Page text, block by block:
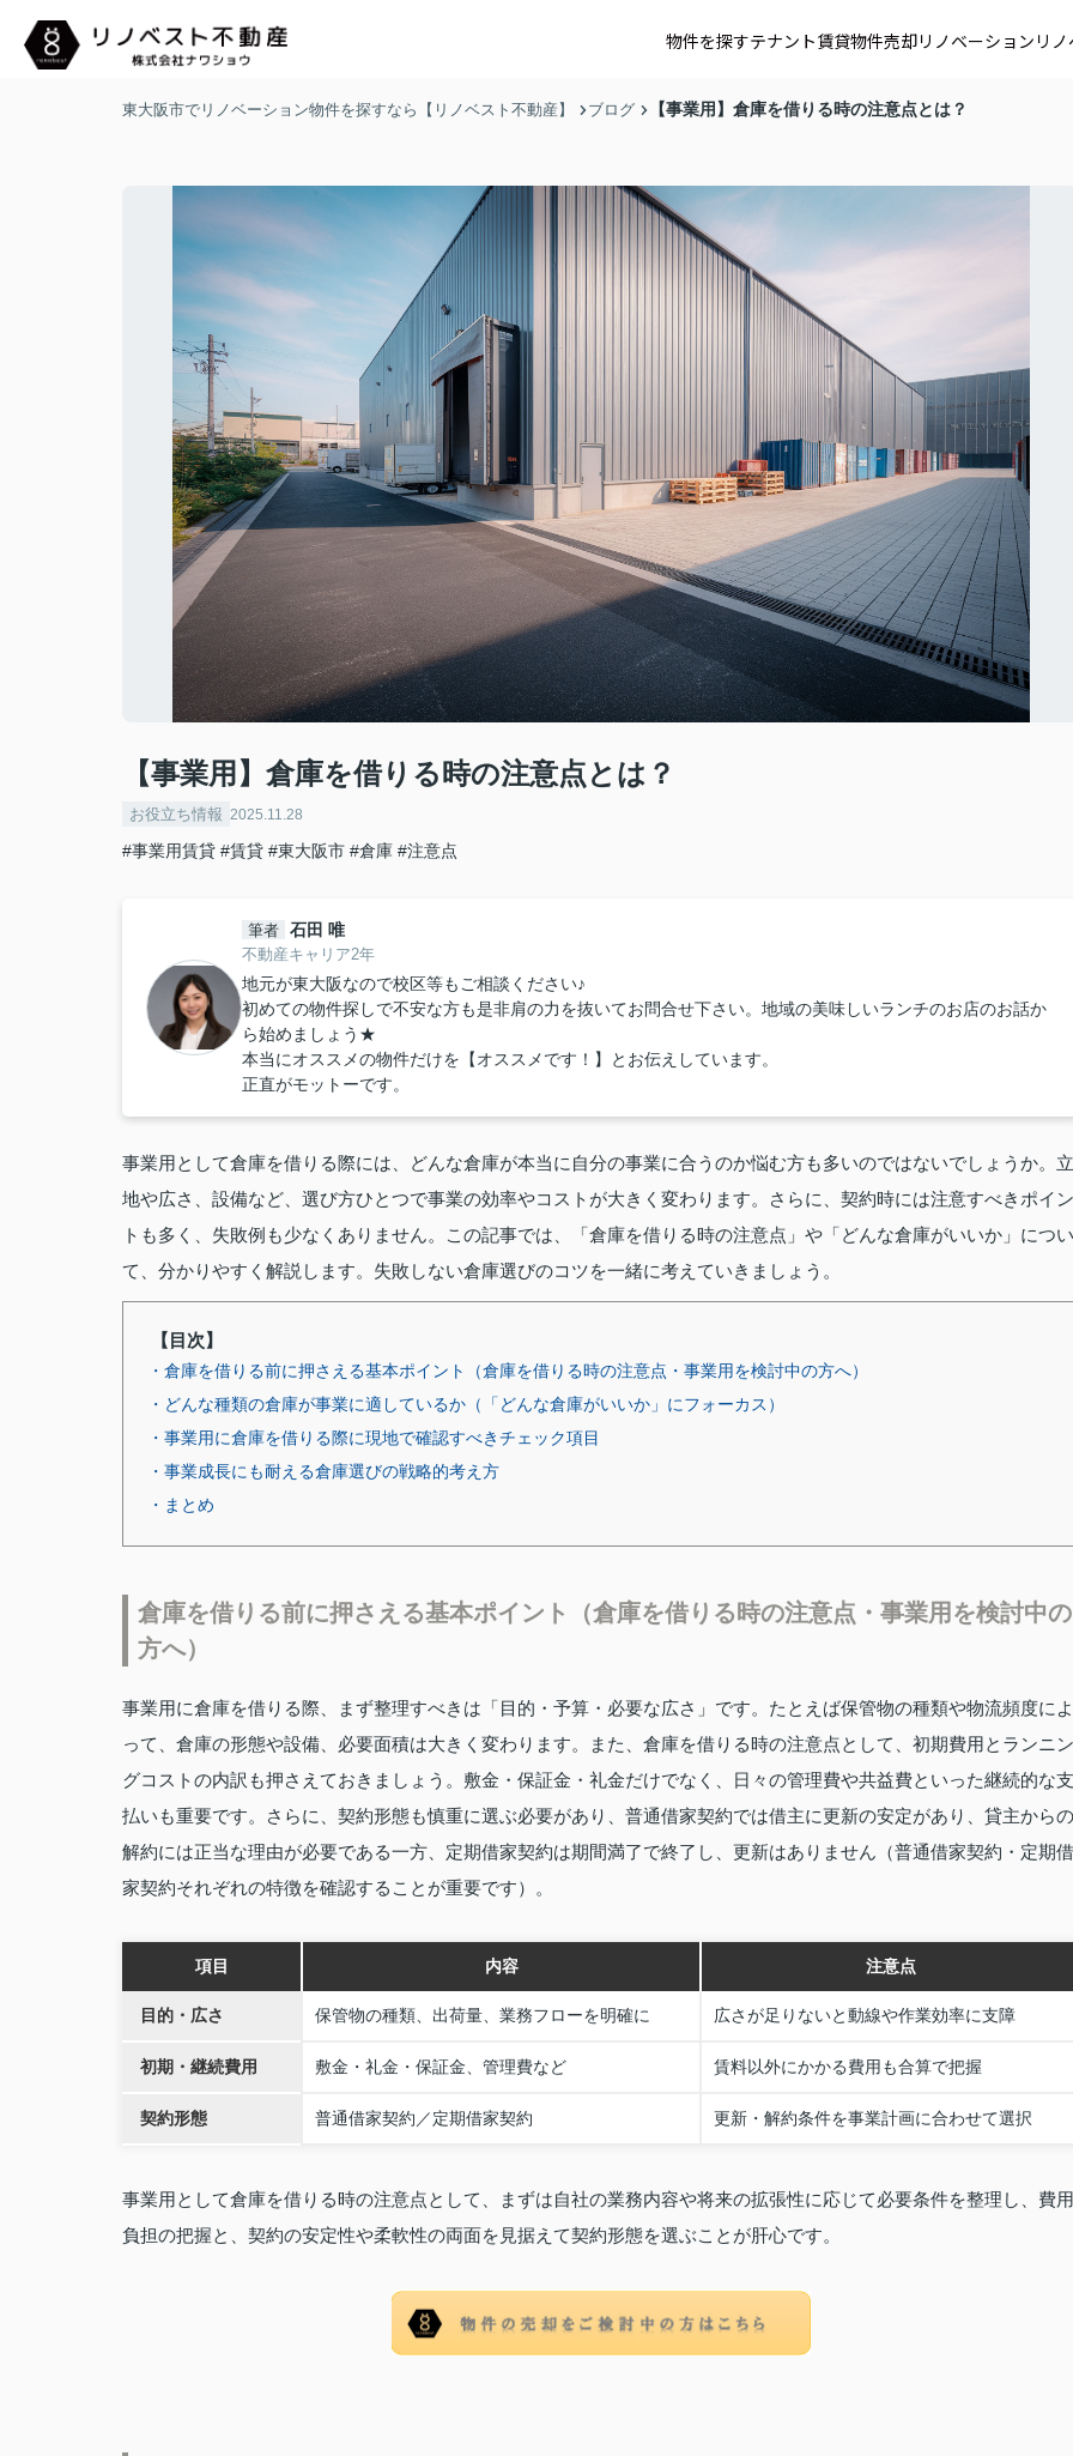
物件を探すテナント賃貸物件売却リノベーション リ
東大阪市でリノベーション物件を探すなら【リノベスト不動産】 ブログ 【事業用】倉庫を借りる時の注意点とは？
【事業用】倉庫を借りる時の注意点とは？
お役立ち情報 2025.11.28
#事業用賃貸 #賃貸 #東大阪市 #倉庫 #注意点
筆者 石田 唯
不動産キャリア2年
地元が東大阪なので校区等もご相談ください♪
初めての物件探しで不安な方も是非肩の力を抜いてお問合せ下さい。地域の美味しいランチのお店のお話か
ら始めましょう★
本当にオススメの物件だけを【オススメです！】とお伝えしています。
正直がモットーです。
事業用として倉庫を借りる際には、どんな倉庫が本当に自分の事業に合うのか悩む方も多いのではないでしょうか。立
地や広さ、設備など、選び方ひとつで事業の効率やコストが大きく変わります。さらに、契約時には注意すべきポイン
トも多く、失敗例も少なくありません。この記事では、「倉庫を借りる時の注意点」や「どんな倉庫がいいか」につい
て、分かりやすく解説します。失敗しない倉庫選びのコツを一緒に考えていきましょう。
【目次】
・倉庫を借りる前に押さえる基本ポイント（倉庫を借りる時の注意点・事業用を検討中の方へ）
・どんな種類の倉庫が事業に適しているか（「どんな倉庫がいいか」にフォーカス）
・事業用に倉庫を借りる際に現地で確認すべきチェック項目
・事業成長にも耐える倉庫選びの戦略的考え方
・まとめ
倉庫を借りる前に押さえる基本ポイント（倉庫を借りる時の注意点・事業用を検討中の
方へ）
事業用に倉庫を借りる際、まず整理すべきは「目的・予算・必要な広さ」です。たとえば保管物の種類や物流頻度によ
って、倉庫の形態や設備、必要面積は大きく変わります。また、倉庫を借りる時の注意点として、初期費用とランニン
グコストの内訳も押さえておきましょう。敷金・保証金・礼金だけでなく、日々の管理費や共益費といった継続的な支
払いも重要です。さらに、契約形態も慎重に選ぶ必要があり、普通借家契約では借主に更新の安定があり、貸主からの
解約には正当な理由が必要である一方、定期借家契約は期間満了で終了し、更新はありません（普通借家契約・定期借
家契約それぞれの特徴を確認することが重要です）。
項目 内容 注意点
目的・広さ 保管物の種類、出荷量、業務フローを明確に 広さが足りないと動線や作業効率に支障
初期・継続費用 敷金・礼金・保証金、管理費など 賃料以外にかかる費用も合算で把握
契約形態 普通借家契約／定期借家契約 更新・解約条件を事業計画に合わせて選択
事業用として倉庫を借りる時の注意点として、まずは自社の業務内容や将来の拡張性に応じて必要条件を整理し、費用
負担の把握と、契約の安定性や柔軟性の両面を見据えて契約形態を選ぶことが肝心です。